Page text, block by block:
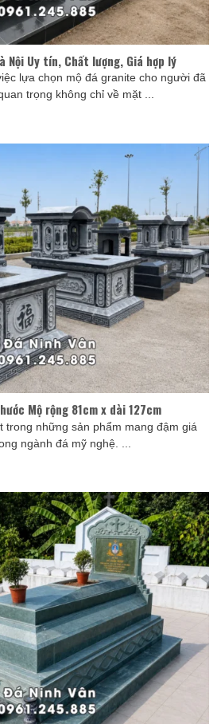
Uy tín, Chất lượng, Giá hợp lý
lựa chọn mộ đá granite cho người đã
trọng không chỉ về mặt ...
Mộ rộng 81cm x dài 127cm
trong những sản phẩm mang đậm giá
ngành đá mỹ nghệ. ...